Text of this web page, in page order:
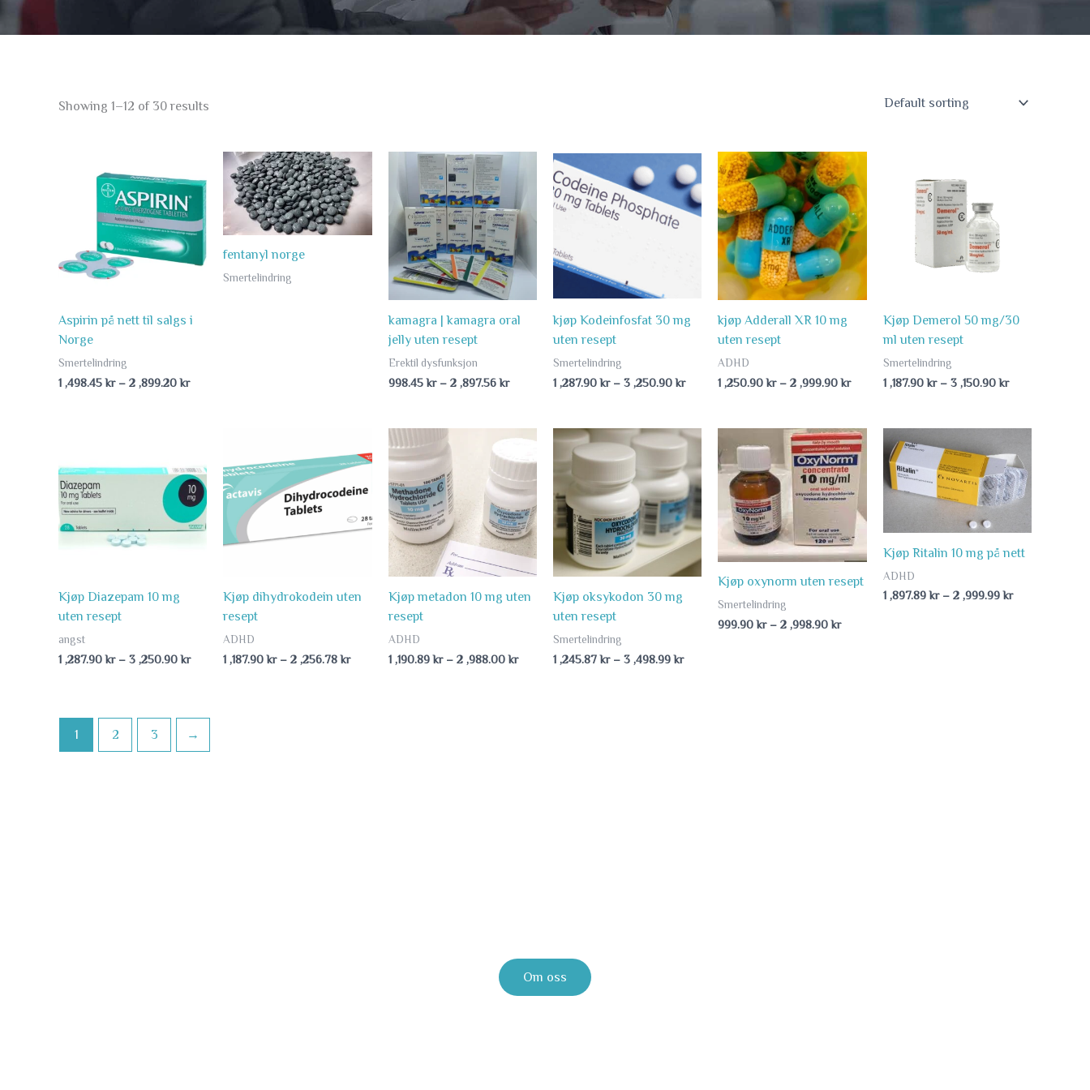
Showing 1–12 of 30 results
Aspirin på nett til salgs i
Norge
Smertelindring
1 ,498.45kr – 2 ,899.20kr
1
,498.45 kr
through
2
,899.20 kr
fentanyl norge
Smertelindring
kamagra | kamagra oral
jelly uten resept
Erektil dysfunksjon
998.45kr – 2 ,897.56kr
998.45 kr
through
2
,897.56 kr
kjøp Kodeinfosfat 30 mg
uten resept
Smertelindring
1 ,287.90kr – 3 ,250.90kr
range:
1
,287.90 kr
through
,250.90 kr
kjøp Adderall XR 10 mg
uten resept
ADHD
1 ,250.90kr – 2 ,999.90kr
range:
1
,250.90 kr
through
2
,999.90 kr
Kjøp Demerol 50 mg/30
ml uten resept
Smertelindring
1 ,187.90kr – 3 ,150.90kr
Kjøp Diazepam 10 mg
uten resept
angst
1 ,287.90kr – 3 ,250.90kr
,287.90 kr
through
3
,250.90 kr
Kjøp dihydrokodein uten
resept
ADHD
1 ,187.90kr – 2 ,256.78kr
1
through
,256.78 kr
Kjøp metadon 10 mg uten
resept
ADHD
1 ,190.89kr – 2 ,988.00kr
1
,190.89 kr
through
2
,988.00 kr
Kjøp oksykodon 30 mg
uten resept
Smertelindring
1 ,245.87kr – 3 ,498.99kr
Price
range:
1
,245.87 kr
through
3
,498.99 kr
Kjøp oxynorm uten resept
Smertelindring
999.90kr – 2 ,998.90kr
Price
range:
999.90 kr
through
2
,998.90 kr
Kjøp Ritalin 10 mg på nett
ADHD
1 ,897.89kr – 2 ,999.99kr
1
,897.89 kr
through
2
,999.99 kr
1 2 3 →
Om oss